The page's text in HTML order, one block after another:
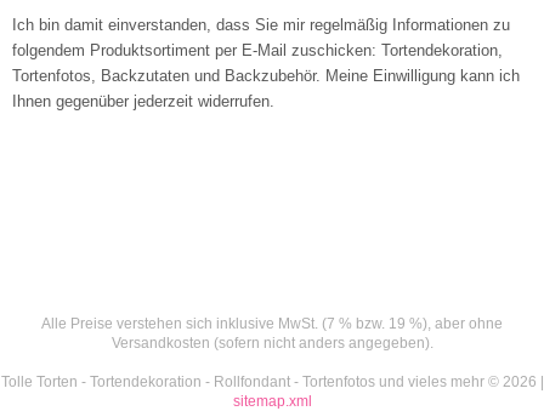
Ich bin damit einverstanden, dass Sie mir regelmäßig Informationen zu
folgendem Produktsortiment per E-Mail zuschicken: Tortendekoration,
Tortenfotos, Backzutaten und Backzubehör. Meine Einwilligung kann ich
Ihnen gegenüber jederzeit widerrufen.
Alle Preise verstehen sich inklusive MwSt. (7 % bzw. 19 %), aber ohne
Versandkosten (sofern nicht anders angegeben).
Tolle Torten - Tortendekoration - Rollfondant - Tortenfotos und vieles mehr © 2026 |
sitemap.xml